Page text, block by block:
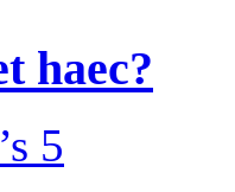
haec?
5